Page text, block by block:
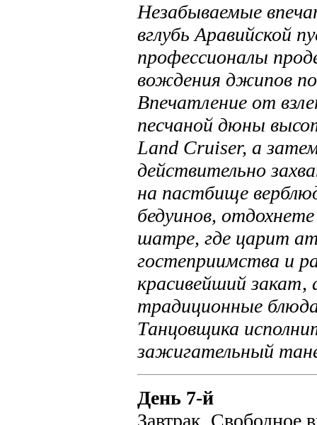
Незабываемые
вглубь Аравийской
профессионалы
вождения джипов
Впечатление от
песчаной дюны
Land Cruiser, а
действительно
на пастбище
бедуинов,
шатре, где царит
гостеприимства и
красивейший
традиционные
Танцовщика
зажигательный
День 7-й
Завтрак. Свободное